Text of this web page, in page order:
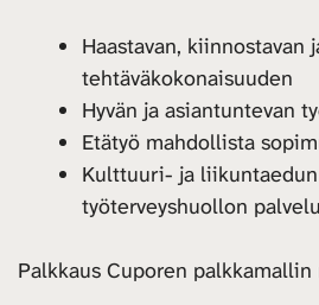
Haastavan, kiinnostavan
tehtäväkokonaisuuden
Hyvän ja asiantuntevan
Etätyö mahdollista
Kulttuuri- ja
työterveyshuollon
Palkkaus Cuporen palkkamallin